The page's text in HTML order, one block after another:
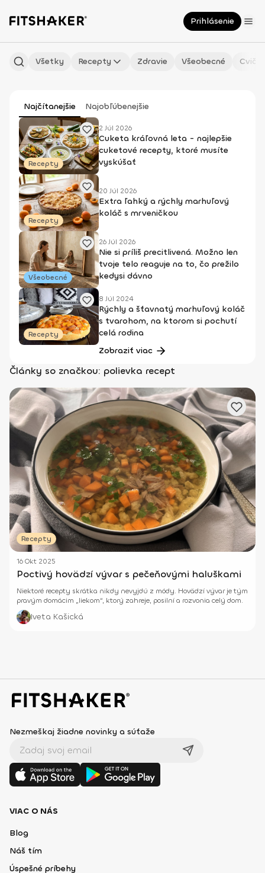
Prihlásenie
Všetky Recepty Zdravie Všeobecné
Najčítanejšie Najobľúbenejšie
Recepty
2 Júl 2026
Cuketa kráľovná leta - najlepšie
cuketové recepty, ktoré musíte
vyskúšať
Recepty
20 Júl 2026
Extra ľahký a rýchly marhuľový
koláč s mrveničkou
Všeobecné
26 Júl 2026
Nie si príliš precitlivená. Možno len
tvoje telo reaguje na to, čo prežilo
kedysi dávno
Recepty
8 Júl 2024
Rýchly a šťavnatý marhuľový koláč
s tvarohom, na ktorom si pochutí
celá rodina
Zobraziť viac
Články so značkou: polievka recept
Recepty
16 Okt 2025
Poctivý hovädzí vývar s pečeňovými haluškami
Niektoré recepty skrátka nikdy nevyjdú z módy. Hovädzí vývar je tým
pravým domácim „liekom“, ktorý zahreje, posilní a rozvonia celý dom.
Iveta Kašická
Nezmeškaj žiadne novinky a súťaže
VIAC O NÁS
Blog
Náš tím
Úspešné príbehy